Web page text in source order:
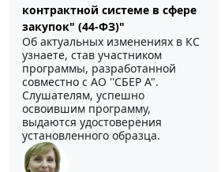
контрактной системе в сфере
закупок" (44-ФЗ)"
Об актуальных изменениях в КС
узнаете, став участником
программы, разработанной
совместно с АО ''СБЕР А".
Слушателям, успешно
освоившим программу,
выдаются удостоверения
установленного образца.